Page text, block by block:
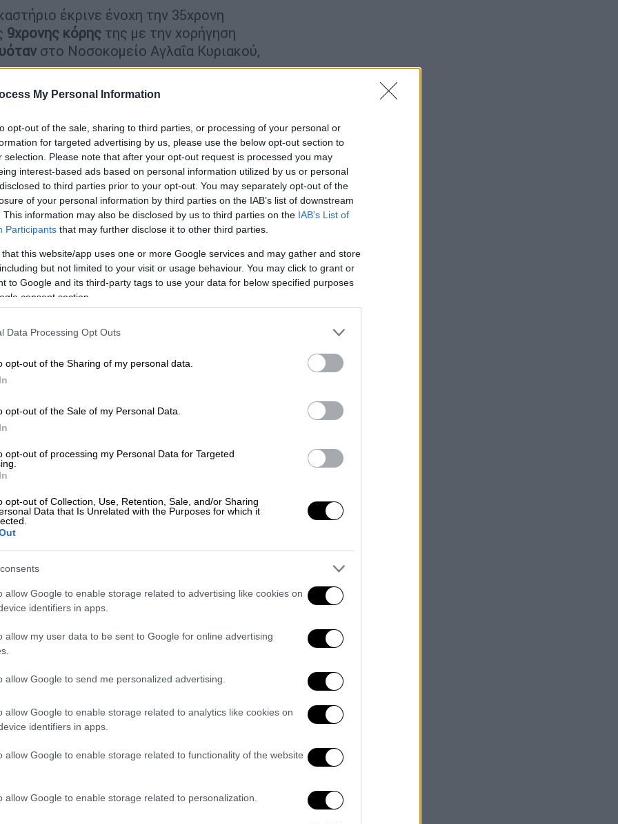
My Personal Information
opt-out of the sale, sharing to third parties, or processing of your personal or
for targeted advertising by us, please use the below opt-out section to
selection. Please note that after your opt-out request is processed you may
interest-based ads based on personal information utilized by us or personal
to third parties prior to your opt-out. You may separately opt-out of the
of your personal information by third parties on the IAB’s list of downstream
This information may also be disclosed by us to third parties on the IAB’s List of
Participants that may further disclose it to other third parties.
that this website/app uses one or more Google services and may gather and store
but not limited to your visit or usage behaviour. You may click to grant or
to Google and its third-party tags to use your data for below specified purposes
consent section.
Data Processing Opt Outs
opt-out of the Sharing of my personal data.
opt-out of the Sale of my Personal Data.
opt-out of processing my Personal Data for Targeted
opt-out of Collection, Use, Retention, Sale, and/or Sharing
Data that Is Unrelated with the Purposes for which it
allow Google to enable storage related to advertising like cookies on
identifiers in apps.
allow my user data to be sent to Google for online advertising
allow Google to send me personalized advertising.
allow Google to enable storage related to analytics like cookies on
identifiers in apps.
allow Google to enable storage related to functionality of the website
allow Google to enable storage related to personalization.
έκρινε ένοχη την 35χρονη
9χρονης κόρης της με την χορήγηση
στο Νοσοκομείο Αγλαΐα Κυριακού,
για ανθρωποκτονίαμε πρόθεση σε
Σήμερα η απόφαση για τον
που είχε υποστεί η Τζωρτζίνα τον
Νοσοκομείο, ήταν αποτέλεσμα
μητέρα. Το δικαστήριο δέχεται ότι
από τους γιατρούς
- Είναι δικαστικό
πρώτη του δήλωση ανέφερε πως η
.
αθώα και με τη σύμφωνη γνώμη της
νασεβαστώ την απόφαση του